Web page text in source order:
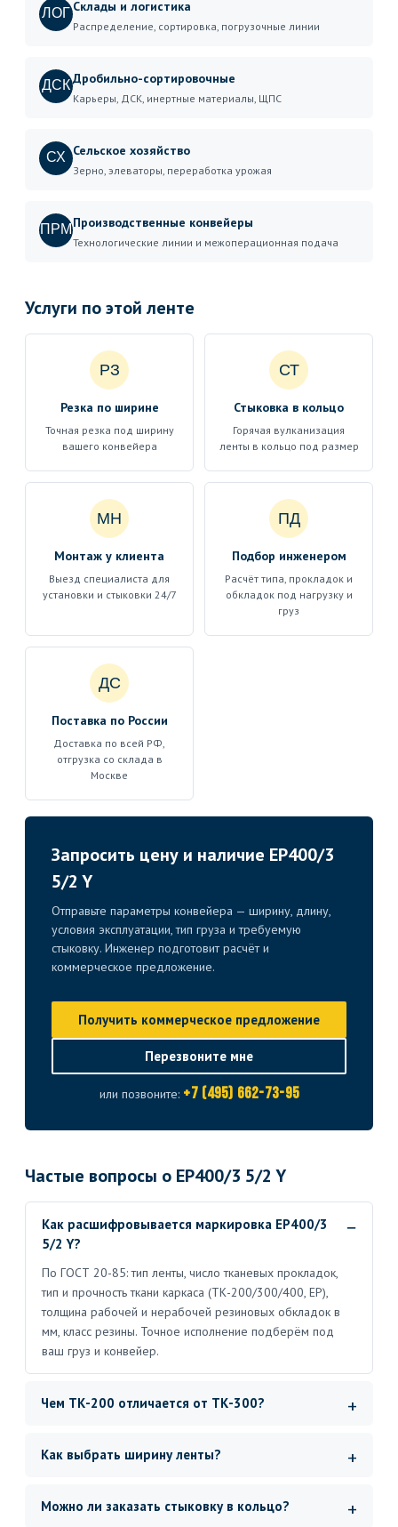
ЛОГ Склады и логистика
Распределение, сортировка, погрузочные линии
ДСКДробильно-сортировочные
Карьеры, ДСК, инертные материалы, ЩПС
СХ Сельское хозяйство
Зерно, элеваторы, переработка урожая
ПРМПроизводственные конвейеры
Технологические линии и межоперационная подача
Услуги по этой ленте
РЗ
Резка по ширине
Точная резка под ширину
вашего конвейера
СТ
Стыковка в кольцо
Горячая вулканизация
ленты в кольцо под размер
МН
Монтаж у клиента
Выезд специалиста для
установки и стыковки 24/7
ПД
Подбор инженером
Расчёт типа, прокладок и
обкладок под нагрузку и
груз
ДС
Поставка по России
Доставка по всей РФ,
отгрузка со склада в
Москве
Запросить цену и наличие EP400/3
5/2 Y
Отправьте параметры конвейера — ширину, длину,
условия эксплуатации, тип груза и требуемую
стыковку. Инженер подготовит расчёт и
коммерческое предложение.
Получить коммерческое предложение
Перезвоните мне
или позвоните: +7 (495) 662-73-95
Частые вопросы о EP400/3 5/2 Y
Как расшифровывается маркировка EP400/3
5/2 Y?
По ГОСТ 20-85: тип ленты, число тканевых прокладок,
тип и прочность ткани каркаса (ТК-200/300/400, ЕР),
толщина рабочей и нерабочей резиновых обкладок в
мм, класс резины. Точное исполнение подберём под
ваш груз и конвейер.
Чем ТК-200 отличается от ТК-300?
Как выбрать ширину ленты?
Можно ли заказать стыковку в кольцо?